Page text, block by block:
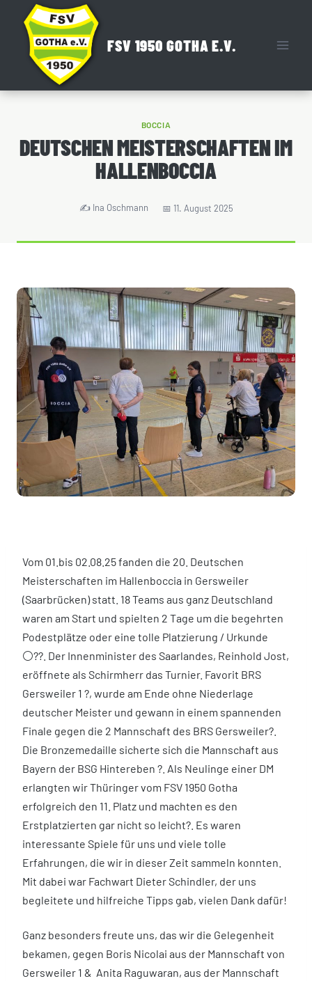
Inhalt
springen
FSV 1950 GOTHA E.V.
BOCCIA
DEUTSCHEN MEISTERSCHAFTEN IM
HALLENBOCCIA
Ina Oschmann 11. August 2025
Vom 01.bis 02.08.25 fanden die 20. Deutschen
Meisterschaften im Hallenboccia in Gersweiler
(Saarbrücken) statt. 18 Teams aus ganz Deutschland
waren am Start und spielten 2 Tage um die begehrten
Podestplätze oder eine tolle Platzierung / Urkunde
⚪️??. Der Innenminister des Saarlandes, Reinhold Jost,
eröffnete als Schirmherr das Turnier. Favorit BRS
Gersweiler 1 ?, wurde am Ende ohne Niederlage
deutscher Meister und gewann in einem spannenden
Finale gegen die 2 Mannschaft des BRS Gersweiler?.
Die Bronzemedaille sicherte sich die Mannschaft aus
Bayern der BSG Hintereben ?. Als Neulinge einer DM
erlangten wir Thüringer vom FSV 1950 Gotha
erfolgreich den 11. Platz und machten es den
Erstplatzierten gar nicht so leicht?. Es waren
interessante Spiele für uns und viele tolle
Erfahrungen, die wir in dieser Zeit sammeln konnten.
Mit dabei war Fachwart Dieter Schindler, der uns
begleitete und hilfreiche Tipps gab, vielen Dank dafür!
Ganz besonders freute uns, das wir die Gelegenheit
bekamen, gegen Boris Nicolai aus der Mannschaft von
Gersweiler 1 & Anita Raguwaran, aus der Mannschaft